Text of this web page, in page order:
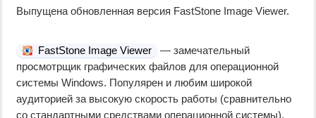
Выпущена обновленная версия FastStone Image Viewer.
FastStone Image Viewer
— замечательный
просмотрщик графических файлов для операционной
системы Windows. Популярен и любим широкой
аудиторией за высокую скорость работы (сравнительно
со стандартными средствами операционной системы),